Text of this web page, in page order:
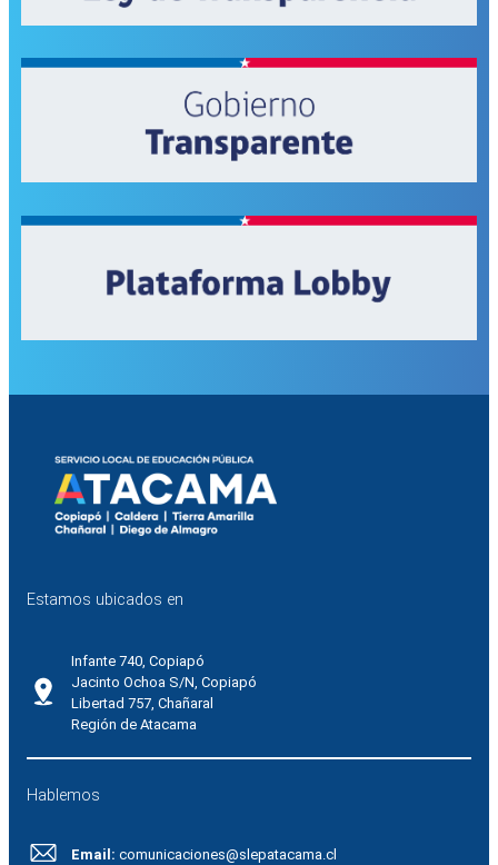
Estamos ubicados en
Infante 740, Copiapó
Jacinto Ochoa S/N, Copiapó
Libertad 757, Chañaral
Región de Atacama
Hablemos
Email: comunicaciones@slepatacama.cl